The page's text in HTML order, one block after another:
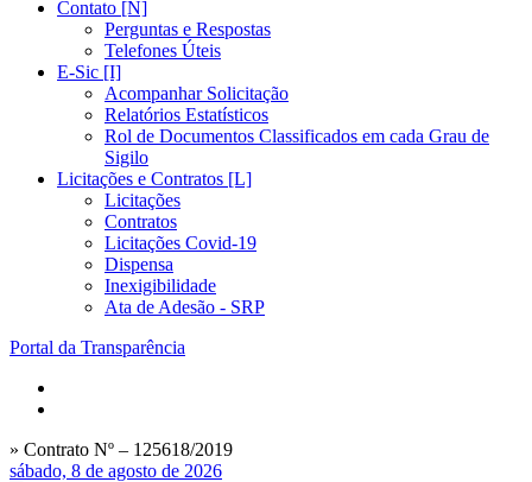
Contato [N]
Perguntas e Respostas
Telefones Úteis
E-Sic [I]
Acompanhar Solicitação
Relatórios Estatísticos
Rol de Documentos Classificados em cada Grau de
Sigilo
Licitações e Contratos [L]
Licitações
Contratos
Licitações Covid-19
Dispensa
Inexigibilidade
Ata de Adesão - SRP
Portal da Transparência
» Contrato Nº – 125618/2019
sábado, 8 de agosto de 2026